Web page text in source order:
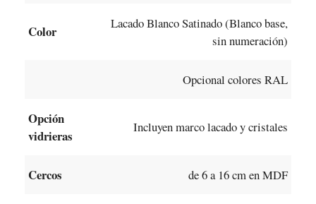
Color
Lacado Blanco Satinado (Blanco base,
sin numeración)
Opcional colores RAL
Opción
vidrieras
Incluyen marco lacado y cristales
Cercos de 6 a 16 cm en MDF